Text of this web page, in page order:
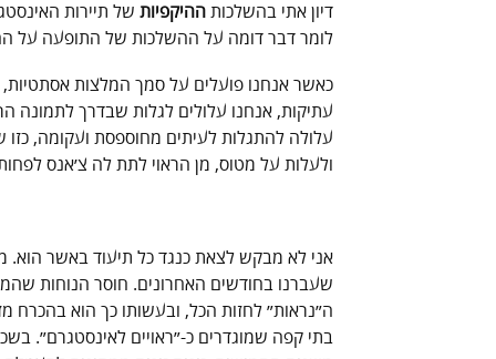
דיון אתי בהשלכות ההיקפיות של תיירות
לומר דבר דומה על ההשלכות של התופעה על
כאשר אנחנו פועלים על סמך המלצות אסתטיות,
עתיקות, אנחנו עלולים לגלות שבדרך לתמונה
עלולה להתגלות לעיתים מחוספסת ועקומה,
ולעלות על מטוס, מן הראוי לתת לה צ׳אנס
אני לא מבקש לצאת כנגד כל תיעוד באשר הוא.
שעברנו בחודשים האחרונים. חוסר הנוחות
ה״נראות״ לחזות הכל, ובעשותו כך הוא בהכרח
בתי קפה שמוגדרים כ-״ראויים לאינסטגרם״.